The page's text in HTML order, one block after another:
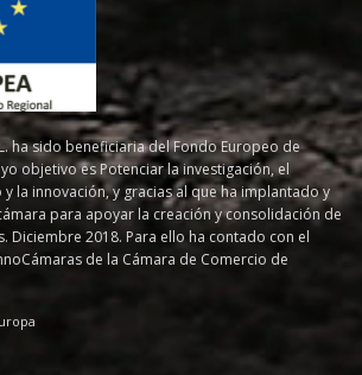
ha sido beneficiaria del Fondo Europeo de
objetivo es Potenciar la investigación, el
la innovación, y gracias al que ha implantado y
para apoyar la creación y consolidación de
Diciembre 2018. Para ello ha contado con el
de la Cámara de Comercio de